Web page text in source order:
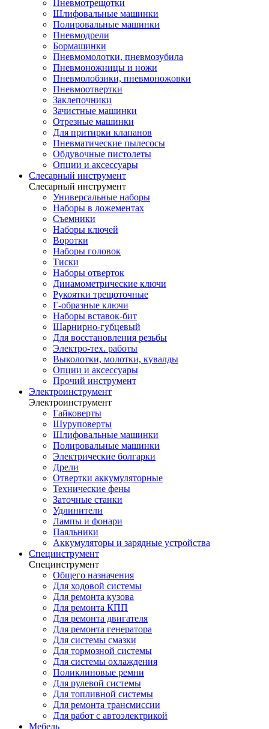
Пневмотрещотки
Шлифовальные машинки
Полировальные машинки
Пневмодрели
Бормашинки
Пневмомолотки, пневмозубила
Пневмоножницы и ножи
Пневмолобзики, пневмоножовки
Пневмоотвертки
Заклепочники
Зачистные машинки
Отрезные машинки
Для притирки клапанов
Пневматические пылесосы
Обдувочные пистолеты
Опции и аксессуары
Слесарный инструмент
Слесарный инструмент
Универсальные наборы
Наборы в ложементах
Съемники
Наборы ключей
Воротки
Наборы головок
Тиски
Наборы отверток
Динамометрические ключи
Рукоятки трещоточные
Г-образные ключи
Наборы вставок-бит
Шарнирно-губцевый
Для восстановления резьбы
Электро-тех. работы
Выколотки, молотки, кувалды
Опции и аксессуары
Прочий инструмент
Электроинструмент
Электроинструмент
Гайковерты
Шуруповерты
Шлифовальные машинки
Полировальные машинки
Электрические болгарки
Дрели
Отвертки аккумуляторные
Технические фены
Заточные станки
Удлинители
Лампы и фонари
Паяльники
Аккумуляторы и зарядные устройства
Специнструмент
Специнструмент
Общего назначения
Для ходовой системы
Для ремонта кузова
Для ремонта КПП
Для ремонта двигателя
Для ремонта генератора
Для системы смазки
Для тормозной системы
Для системы охлаждения
Поликлиновые ремни
Для рулевой системы
Для топливной системы
Для ремонта трансмиссии
Для работ с автоэлектрикой
Мебель